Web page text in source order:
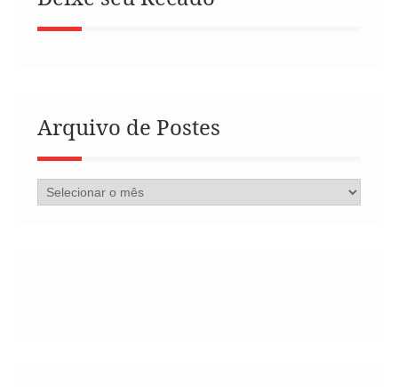
Arquivo de Postes
Arquivo
de